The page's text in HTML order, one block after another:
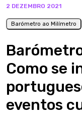
2 DEZEMBRO 2021
Barómetro ao Milímetro
Como se
eventos